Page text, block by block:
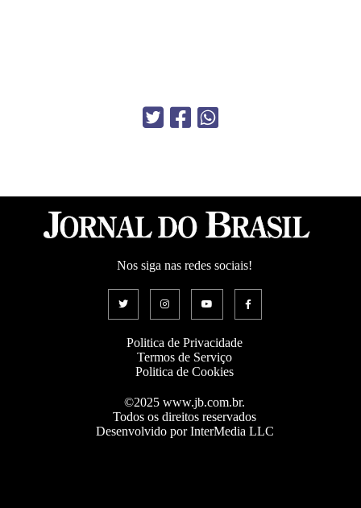
Nos siga nas redes sociais!
Politica de Privacidade
Termos de Serviço
Politica de Cookies
©2025 www.jb.com.br.
Todos os direitos reservados
Desenvolvido por InterMedia LLC